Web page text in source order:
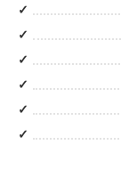
✓
✓
✓
✓
✓
✓